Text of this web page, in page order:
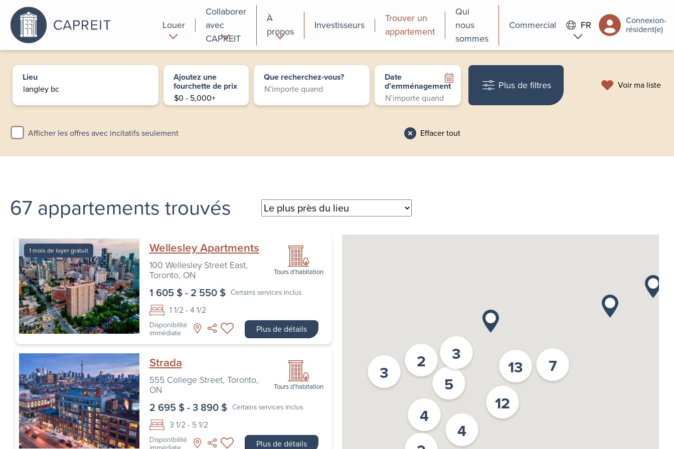
Louer
Pourquoi
louer chez
Collaborer
avec
CAPREIT
Commercial
À
propos
Programmes de
perfectionnement
des employés
Investisseurs
Trouver un
appartement
Qui
nous
sommes
Commercial FR Connexion-
résident(e)
Lieu Ajoutez une
fourchette de prix
Que recherchez-vous? Date
d’emménagement
Afficher les offres avec incitatifs seulement Effacer tout
Plus de filtres Voir ma liste
67 appartements trouvés
1 mois de loyer gratuit Wellesley Apartments
Tours d’habitation
100 Wellesley Street East,
Toronto, ON
1 605 $ - 2 550 $ Certains services inclus
1 1/2 - 4 1/2
Disponibilité
immédiate Plus de détails
Strada
Tours d’habitation
555 College Street, Toronto,
ON
2 695 $ - 3 890 $ Certains services inclus
3 1/2 - 5 1/2
Disponibilité Plus de détails
12
4
13
5
7
3
4
2
3